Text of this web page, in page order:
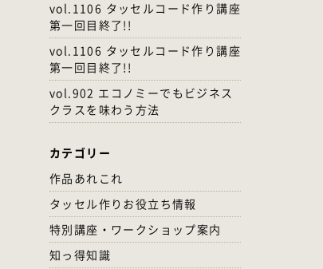
vol.1106 タッセルコード作り講座
第一回目終了!!
vol.1106 タッセルコード作り講座
第一回目終了!!
vol.902 エコノミーでもビジネス
クラスを味わう方法
カテゴリー
作品あれこれ
タッセル作りお役立ち情報
特別講座・ワークショップ案内
知っ得知識